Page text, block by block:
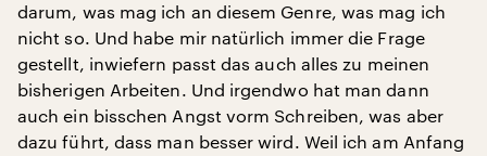
darum, was mag ich an diesem Genre, was mag ich
nicht so. Und habe mir natürlich immer die Frage
gestellt, inwiefern passt das auch alles zu meinen
bisherigen Arbeiten. Und irgendwo hat man dann
auch ein bisschen Angst vorm Schreiben, was aber
dazu führt, dass man besser wird. Weil ich am Anfang